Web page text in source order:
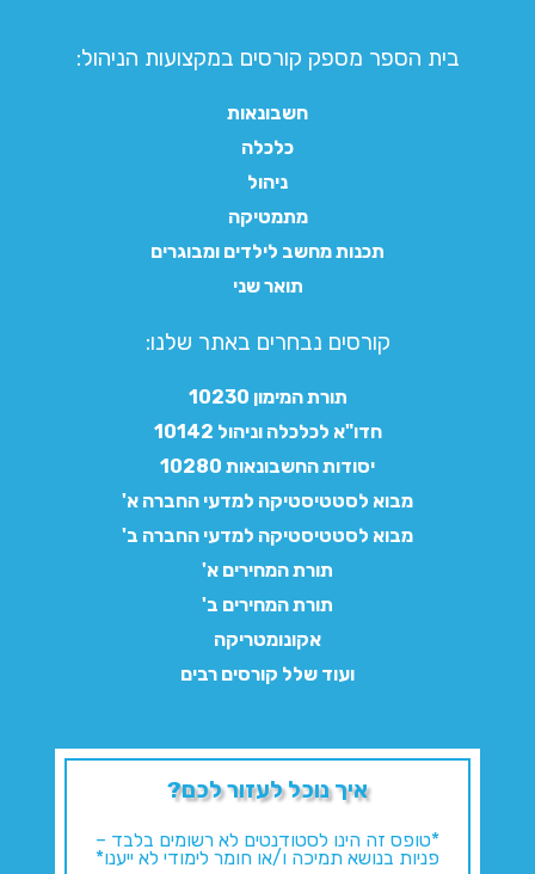
בית הספר מספק קורסים במקצועות הניהול:
חשבונאות
כלכלה
ניהול
מתמטיקה
תכנות מחשב לילדים ומבוגרים
תואר שני
קורסים נבחרים באתר שלנו:​
תורת המימון 10230
חדו"א לכלכלה וניהול 10142
יסודות החשבונאות 10280
מבוא לסטטיסטיקה למדעי החברה א'
מבוא לסטטיסטיקה למדעי החברה ב'
תורת המחירים א'
תורת המחירים ב'
אקונומטריקה
ועוד שלל קורסים רבים
איך נוכל לעזור לכם?
*טופס זה הינו לסטודנטים לא רשומים בלבד –
פניות בנושא תמיכה ו/או חומר לימודי לא ייענו*